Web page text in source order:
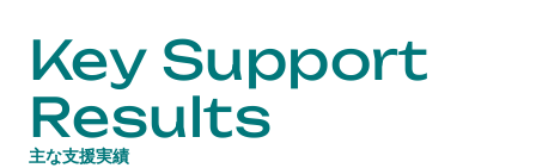
Key Support
Results
主な支援実績